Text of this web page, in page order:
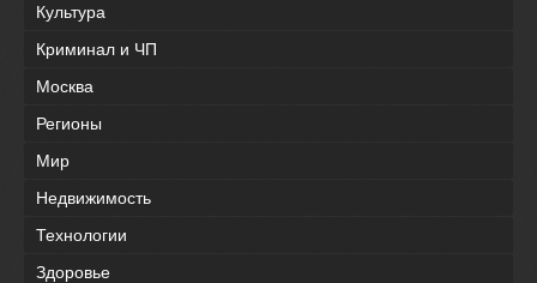
Культура
Криминал и ЧП
Москва
Регионы
Мир
Недвижимость
Технологии
Здоровье